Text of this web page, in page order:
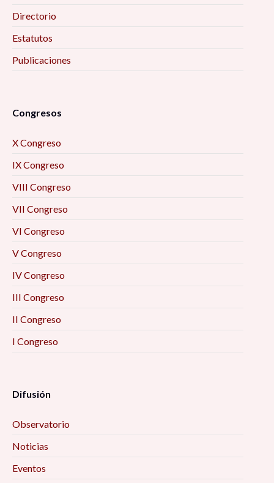
Directorio
Estatutos
Publicaciones
Congresos
X Congreso
IX Congreso
VIII Congreso
VII Congreso
VI Congreso
V Congreso
IV Congreso
III Congreso
II Congreso
I Congreso
Difusión
Observatorio
Noticias
Eventos